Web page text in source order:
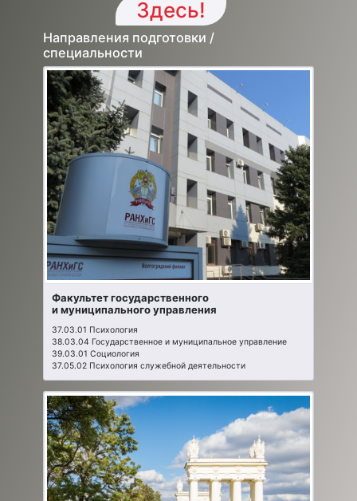
Здесь!
Направления подготовки /
специальности
Факультет государственного
и муниципального управления
37.03.01 Психология
38.03.04 Государственное и муниципальное управление
39.03.01 Социология
37.05.02 Психология служебной деятельности